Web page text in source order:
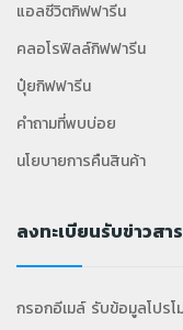
แอลซีวิตกิฟฟารีน
คลอโรฟิลล์กิฟฟารีน
ปุ๋ยกิฟฟารีน
คำถามที่พบบ่อย
นโยบายการคืนสินค้า
ลงทะเบียนรับข่าวสาร
กรอกอีเมล์ รับข้อมูลโปร